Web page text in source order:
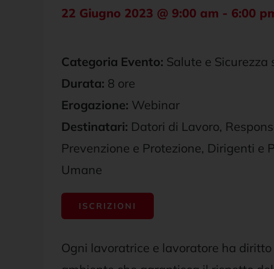
22 Giugno 2023 @ 9:00 am - 6:00
Categoria Evento: Salute e Sicurezza
Durata: 8 ore
Erogazione: Webinar
Destinatari: Datori di Lavoro,
Prevenzione e Protezione, Dirigenti e
Umane
ISCRIZIONI
Ogni lavoratrice e lavoratore ha